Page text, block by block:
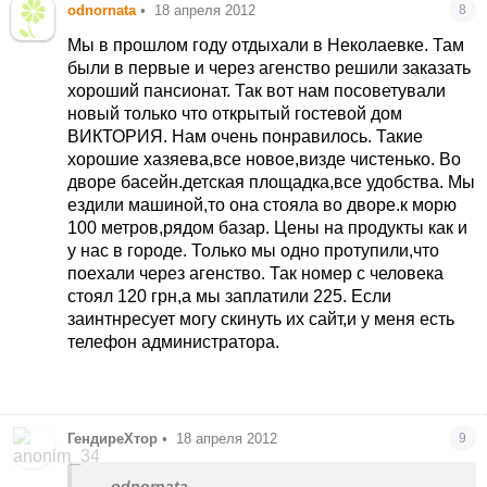
odnornata • 18 апреля 2012 8
Мы в прошлом году отдыхали в Неколаевке. Там
были в первые и через агенство решили заказать
хороший пансионат. Так вот нам посоветували
новый только что открытый гостевой дом
ВИКТОРИЯ. Нам очень понравилось. Такие
хорошие хазяева,все новое,визде чистенько. Во
дворе басейн.детская площадка,все удобства. Мы
ездили машиной,то она стояла во дворе.к морю
100 метров,рядом базар. Цены на продукты как и
у нас в городе. Только мы одно протупили,что
поехали через агенство. Так номер с человека
стоял 120 грн,а мы заплатили 225. Если
заинтнресует могу скинуть их сайт,и у меня есть
телефон администратора.
ГендиреХтор • 18 апреля 2012 9